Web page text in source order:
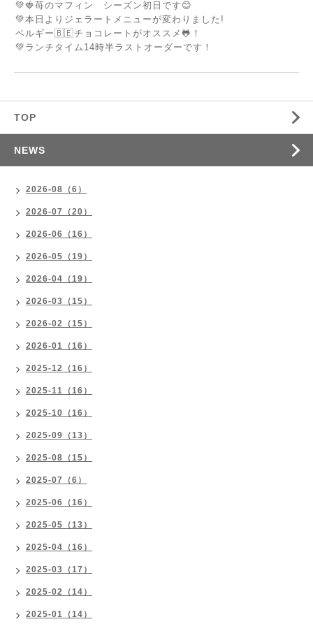
💚🍓苺のマフィン シーズン初日です😊
💚本日よりジェラートメニューが変わりました!
ベルギー🇧🇪チョコレートがオススメ🐸！
💚ランチタイム14時半ラストオーダーです！
TOP
NEWS
2026-08（6）
2026-07（20）
2026-06（16）
2026-05（19）
2026-04（19）
2026-03（15）
2026-02（15）
2026-01（16）
2025-12（16）
2025-11（16）
2025-10（16）
2025-09（13）
2025-08（15）
2025-07（6）
2025-06（16）
2025-05（13）
2025-04（16）
2025-03（17）
2025-02（14）
2025-01（14）